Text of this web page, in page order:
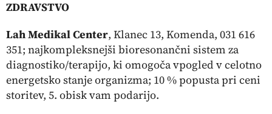
ZDRAVSTVO
Lah Medikal Center, Klanec 13, Komenda, 031 616
351; najkompleksnejši bioresonančni sistem za
diagnostiko/terapijo, ki omogoča vpogled v celotno
energetsko stanje organizma; 10 % popusta pri ceni
storitev, 5. obisk vam podarijo.